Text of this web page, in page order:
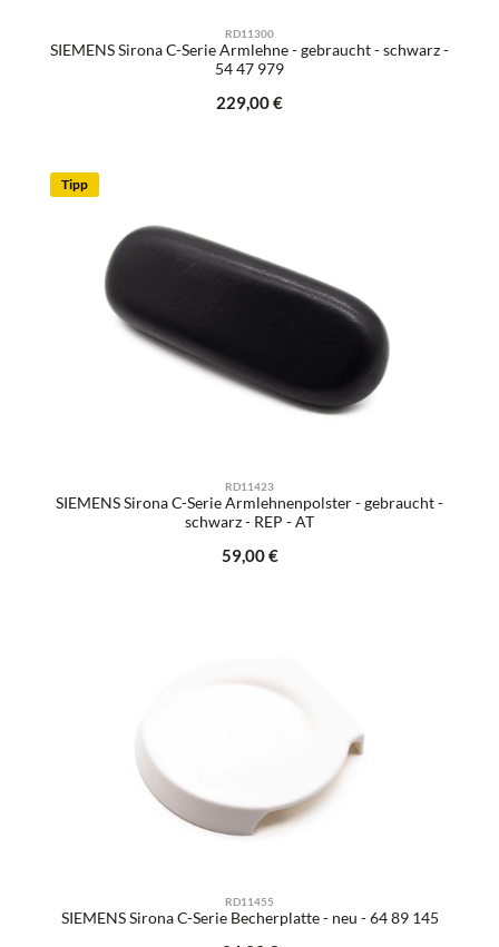
RD11300
SIEMENS Sirona C-Serie Armlehne - gebraucht - schwarz -
54 47 979
Regulärer Preis:
229,00 €
Tipp
RD11423
SIEMENS Sirona C-Serie Armlehnenpolster - gebraucht -
schwarz - REP - AT
Regulärer Preis:
59,00 €
RD11455
SIEMENS Sirona C-Serie Becherplatte - neu - 64 89 145